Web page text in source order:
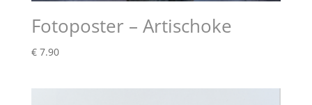
Fotoposter – Artischoke
€7.90